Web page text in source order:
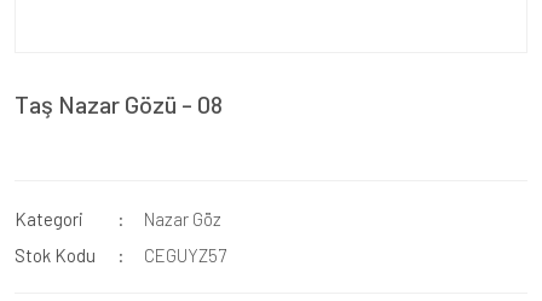
Taş Nazar Gözü - 08
Kategori
Nazar Göz
Stok Kodu
CEGUYZ57